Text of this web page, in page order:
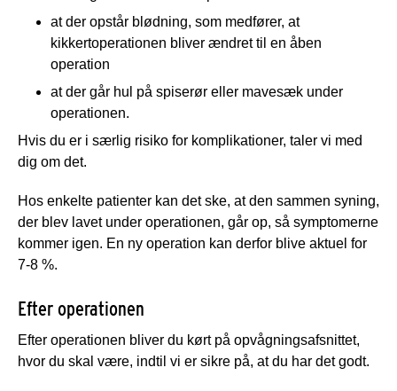
at der opstår blødning, som medfører, at
kikkertoperationen bliver ændret til en åben
operation
at der går hul på spiserør eller mavesæk under
operationen.
Hvis du er i særlig risiko for komplikationer, taler vi med
dig om det.
Hos enkelte patienter kan det ske, at den sammen syning,
der blev lavet under operationen, går op, så symptomerne
kommer igen. En ny operation kan derfor blive aktuel for
7-8 %.
Efter operationen
Efter operationen bliver du kørt på opvågningsafsnittet,
hvor du skal være, indtil vi er sikre på, at du har det godt.